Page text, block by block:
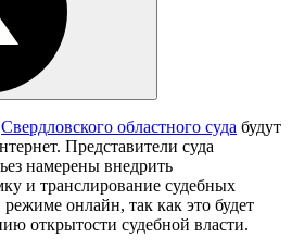
Свердловского областного суда будут
Представители суда
намерены внедрить
и транслирование судебных
онлайн, так как это будет
открытости судебной власти.